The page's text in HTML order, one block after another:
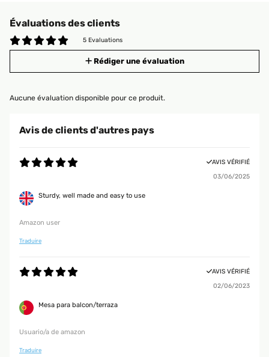
Évaluations des clients
5 Evaluations
Rédiger une évaluation
Aucune évaluation disponible pour ce produit.
Avis de clients d'autres pays
AVIS VÉRIFIÉ
03/06/2025
Sturdy, well made and easy to use
Amazon user
Traduire
AVIS VÉRIFIÉ
02/06/2023
Mesa para balcon/terraza
Usuario/a de amazon
Traduire